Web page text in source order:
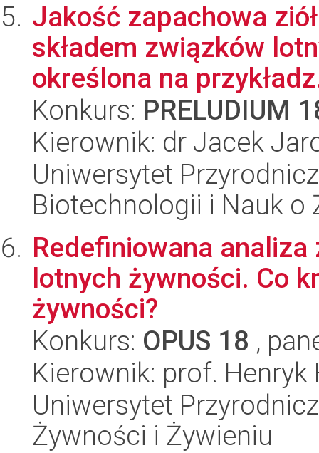
Jakość zapachowa
składem związków
określona na
Konkurs: PRELUDIUM
Kierownik: dr Jacek
Uniwersytet
Biotechnologii i Nauk o
Redefiniowana
lotnych żywności. Co
żywności?
Konkurs: OPUS 18 ,
Kierownik: prof. Henryk
Uniwersytet
Żywności i Żywieniu